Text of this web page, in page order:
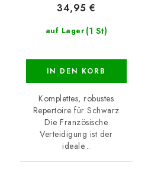
auf Lager (1 St)
34,95 €
IN DEN KORB
Komplettes, robustes
Repertoire für Schwarz
Die Französische
Verteidigung ist der
ideale...